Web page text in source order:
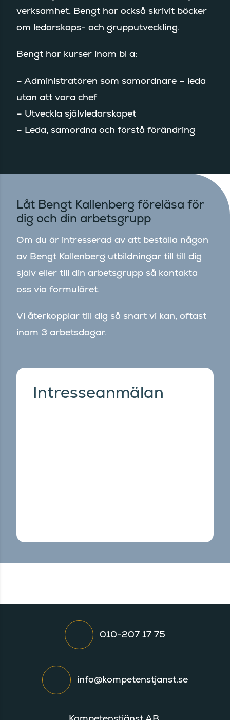
verksamhet. Bengt har också skrivit böcker
om ledarskaps- och grupputveckling.
Bengt har kurser inom bl a:
– Administratören som samordnare – leda
utan att vara chef
– Utveckla självledarskapet
– Leda, samordna och förstå förändring
Låt Bengt Kallenberg föreläsa för
dig och din arbetsgrupp
Om du är intresserad av att beställa någon
av Bengt Kallenberg utbildningar till till dig
själv eller till din arbetsgrupp så kontakta
oss via formuläret.
Vi återkopplar till dig så snart vi kan, oftast
inom 3 arbetsdagar.
010-207 17 75
info@kompetenstjanst.se